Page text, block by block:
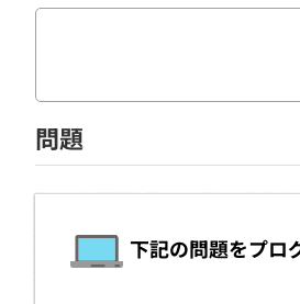
問題
下記の問題をプロ